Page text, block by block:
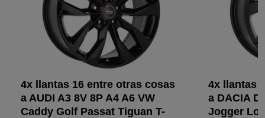
4x llantas 16 entre otras cosas
a AUDI A3 8V 8P A4 A6 VW
Caddy Golf Passat Tiguan T-
4x llantas
a DACIA
Jogger